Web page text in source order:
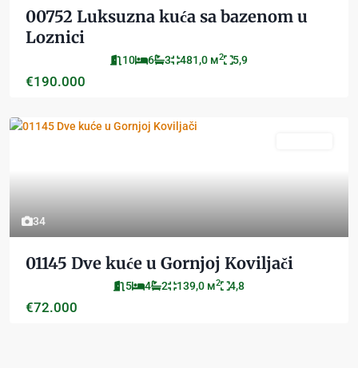
00752 Luksuzna kuća sa bazenom u
Loznici
10 6 3 481,0 м2 5,9
€190.000
34
01145 Dve kuće u Gornjoj Koviljači
5 4 2 139,0 м2 4,8
€72.000